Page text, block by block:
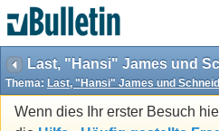
Last, "Hansi" James und
Thema: Last, "Hansi" James und
Wenn dies Ihr erster Besuch